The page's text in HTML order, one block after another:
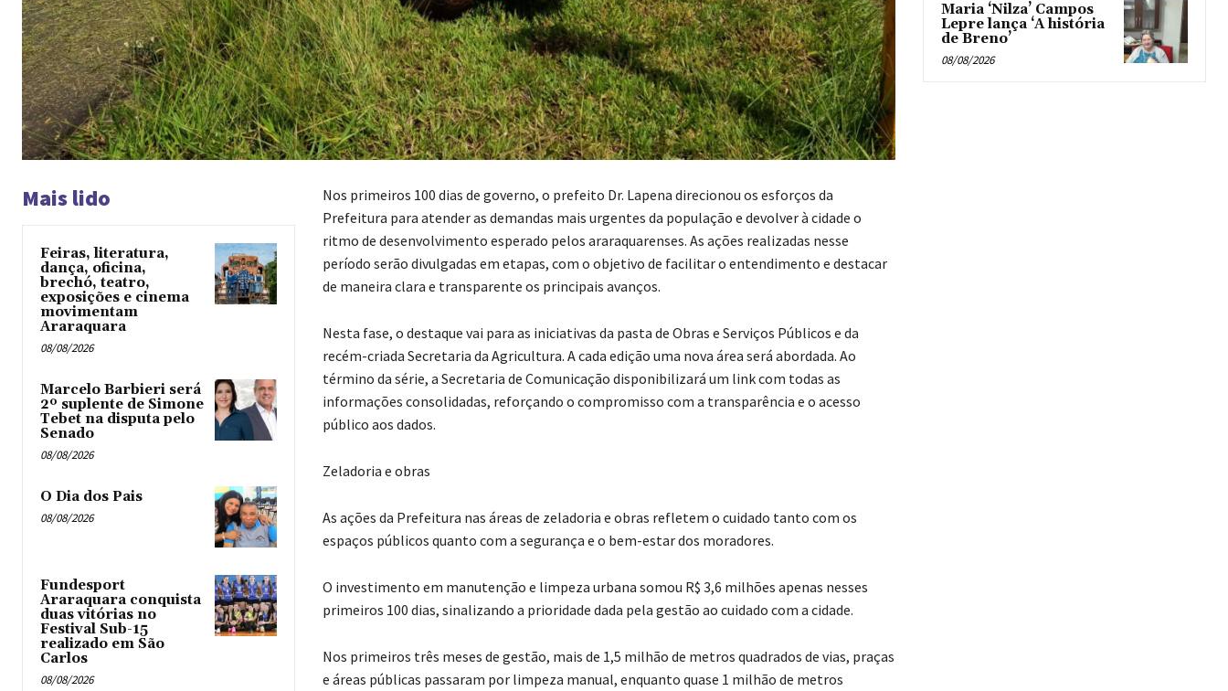
Mais lido
Feiras, literatura,
dança, oficina,
brechó, teatro,
exposições e cinema
movimentam
Araraquara
08/08/2026
Marcelo Barbieri será
2º suplente de Simone
Tebet na disputa pelo
Senado
08/08/2026
O Dia dos Pais
08/08/2026
Fundesport
Araraquara conquista
duas vitórias no
Festival Sub-15
realizado em São
Carlos
08/08/2026
Nos primeiros 100 dias de governo, o prefeito Dr. Lapena direcionou os esforços da
Prefeitura para atender as demandas mais urgentes da população e devolver à cidade o
ritmo de desenvolvimento esperado pelos araraquarenses. As ações realizadas nesse
período serão divulgadas em etapas, com o objetivo de facilitar o entendimento e destacar
de maneira clara e transparente os principais avanços.
Nesta fase, o destaque vai para as iniciativas da pasta de Obras e Serviços Públicos e da
recém-criada Secretaria da Agricultura. A cada edição uma nova área será abordada. Ao
término da série, a Secretaria de Comunicação disponibilizará um link com todas as
informações consolidadas, reforçando o compromisso com a transparência e o acesso
público aos dados.
Zeladoria e obras
As ações da Prefeitura nas áreas de zeladoria e obras refletem o cuidado tanto com os
espaços públicos quanto com a segurança e o bem-estar dos moradores.
O investimento em manutenção e limpeza urbana somou R$ 3,6 milhões apenas nesses
primeiros 100 dias, sinalizando a prioridade dada pela gestão ao cuidado com a cidade.
Nos primeiros três meses de gestão, mais de 1,5 milhão de metros quadrados de vias, praças
e áreas públicas passaram por limpeza manual, enquanto quase 1 milhão de metros
Maria ‘Nilza’ Campos
Lepre lança ‘A história
de Breno’
08/08/2026